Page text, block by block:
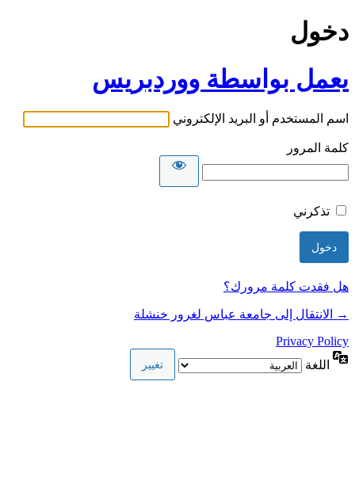
دخول
يعمل بواسطة ووردبريس
اسم المستخدم أو البريد الإلكتروني
كلمة المرور
تذكرني
هل فقدت كلمة مرورك؟
→ الانتقال إلى جامعة عباس لغرور خنشلة
Privacy Policy
اللغة